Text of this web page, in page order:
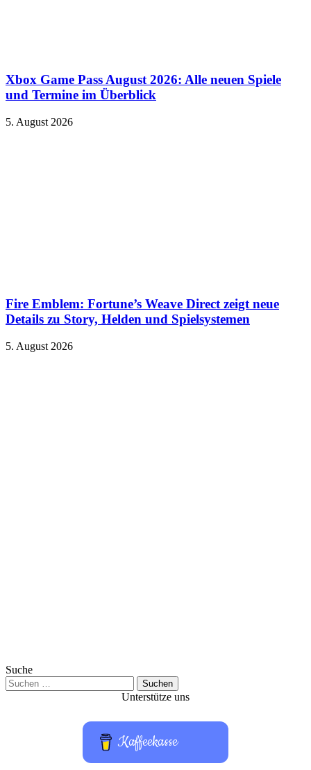
Xbox Game Pass August 2026: Alle neuen Spiele
und Termine im Überblick
5. August 2026
Fire Emblem: Fortune’s Weave Direct zeigt neue
Details zu Story, Helden und Spielsystemen
5. August 2026
Suche
Suchen
nach:
Unterstütze uns
Kaffeekasse